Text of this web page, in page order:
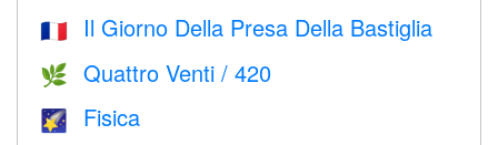
🇫🇷 Il Giorno Della Presa Della Bastiglia
🌿 Quattro Venti / 420
🌠 Fisica